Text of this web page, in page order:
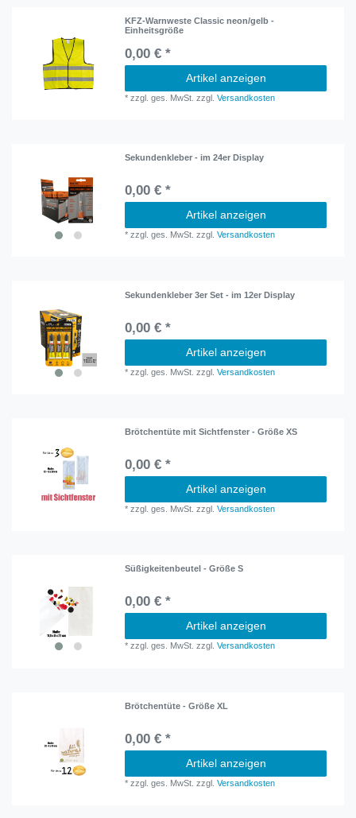
KFZ-Warnweste Classic neon/gelb -
Einheitsgröße
0,00 € *
Artikel anzeigen
*zzgl. ges. MwSt. zzgl.Versandkosten
Sekundenkleber - im 24er Display
0,00 € *
Artikel anzeigen
*zzgl. ges. MwSt. zzgl.Versandkosten
Sekundenkleber 3er Set - im 12er Display
0,00 € *
Artikel anzeigen
*zzgl. ges. MwSt. zzgl.Versandkosten
Brötchentüte mit Sichtfenster - Größe XS
0,00 € *
Artikel anzeigen
*zzgl. ges. MwSt. zzgl.Versandkosten
Süßigkeitenbeutel - Größe S
0,00 € *
Artikel anzeigen
*zzgl. ges. MwSt. zzgl.Versandkosten
Brötchentüte - Größe XL
0,00 € *
Artikel anzeigen
*zzgl. ges. MwSt. zzgl.Versandkosten